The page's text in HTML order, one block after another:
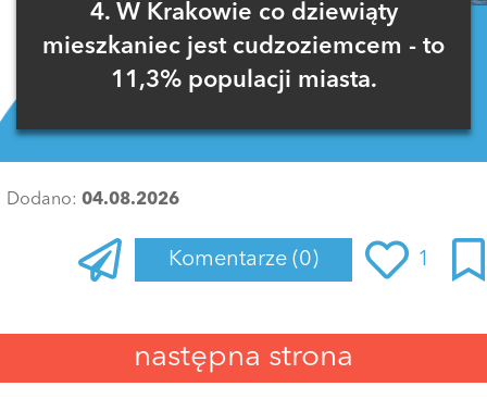
4. W Krakowie co dziewiąty
mieszkaniec jest cudzoziemcem - to
11,3% populacji miasta.
Dodano: 04.08.2026
Komentarze (0) 1
następna strona